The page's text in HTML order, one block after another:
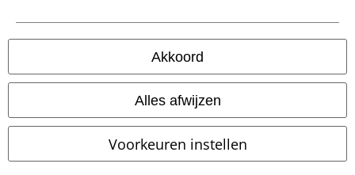
Akkoord
Alles afwijzen
Voorkeuren instellen
© 1986-2026 Large Popmerchandising B.V.
Onze online shops